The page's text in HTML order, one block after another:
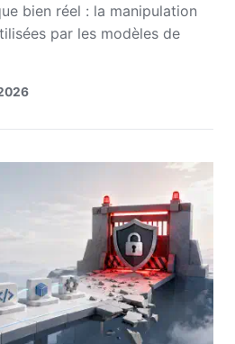
bien réel : la manipulation
par les modèles de